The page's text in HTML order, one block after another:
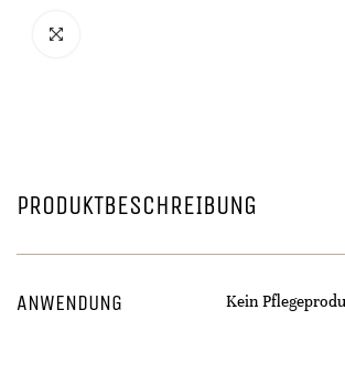
PRODUKTBESCHREIBUNG
ANWENDUNG Kein